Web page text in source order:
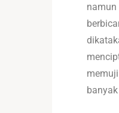
namun